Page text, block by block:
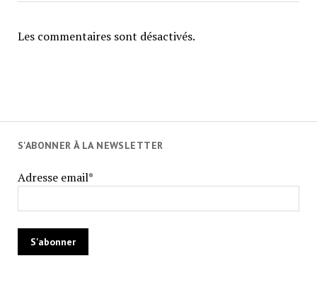
Les commentaires sont désactivés.
S'ABONNER À LA NEWSLETTER
Adresse email*